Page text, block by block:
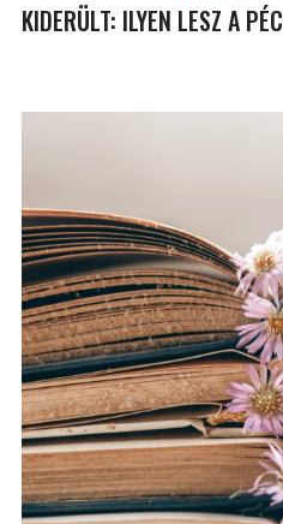
KIDERÜLT: ILYEN LESZ A